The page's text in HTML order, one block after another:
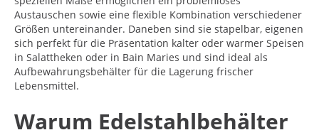
Austauschen sowie eine flexible Kombination verschiedener
Größen untereinander. Daneben sind sie stapelbar, eigenen
sich perfekt für die Präsentation kalter oder warmer Speisen
in Salattheken oder in Bain Maries und sind ideal als
Aufbewahrungsbehälter für die Lagerung frischer
Lebensmittel.
Warum Edelstahlbehälter